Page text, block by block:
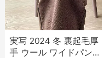
実写 2024 冬 裏起毛厚
手 ウール ワイドパンツ